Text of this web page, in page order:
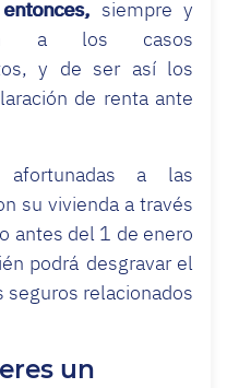
siempre y
a los casos
y de ser así los
de renta ante
afortunadas a las
su vivienda a través
antes del 1 de enero
podrá desgravar el
relacionados
un